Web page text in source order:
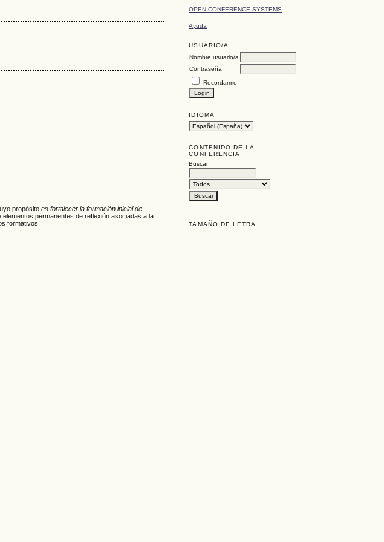
OPEN CONFERENCE SYSTEMS
Ayuda
USUARIO/A
Nombre usuario/a
Contraseña
Recordarme
IDIOMA
CONTENIDO DE LA
CONFERENCIA
Buscar
TAMAÑO DE LETRA
propósitoes fortalecer la formación inicial de
permanentes de reflexión asociadas a la
formativos.